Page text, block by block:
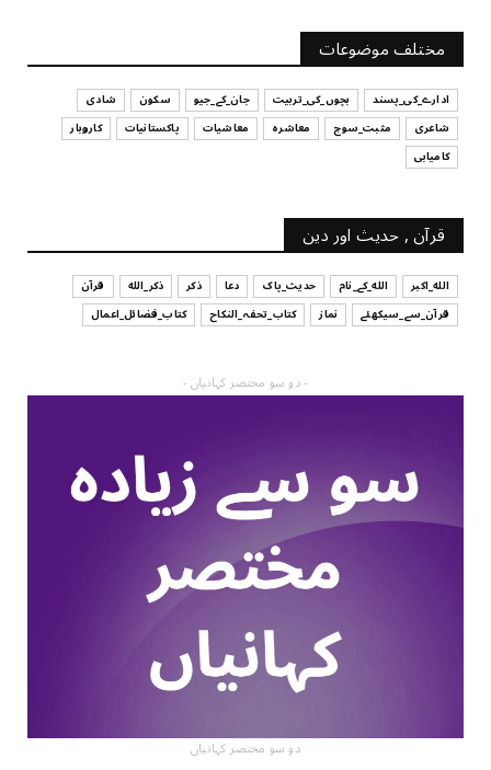
آپ کا فیصلہ کرنے کا انداز
July 29, 2026
مختلف موضوعات
ادارے_کی_پسند بچوں_کی_تربیت جان_کے_جیو سکون
شادی
شاعری
مثبت_سوچ معاشرہ معاشیات پاکستانیات
کاروبار
کامیابی
قرآن , حدیث اور دین
الله_اکبر الله_کے_نام حدیث_پاک دعا ذکر ذکر_الله
قرآن
قرآن_سے_سیکھئے
نماز کتاب_تحفہ_النکاح کتاب_فضائل_اعمال
- دو سو مختصر کہانیاں -
دو سو مختصر کہانیاں